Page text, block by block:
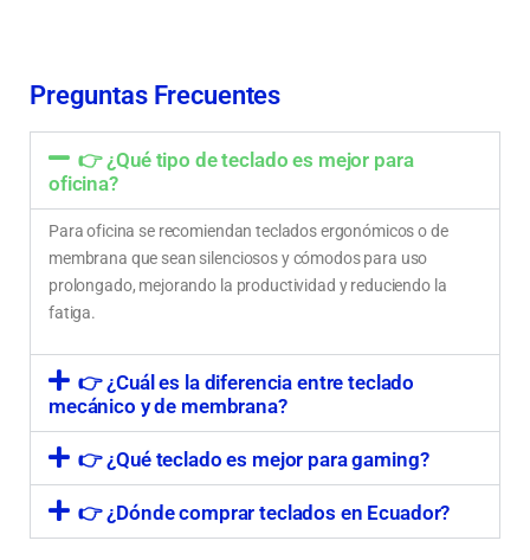
Preguntas Frecuentes
👉 ¿Qué tipo de teclado es mejor para
oficina?
Para oficina se recomiendan teclados ergonómicos o de
membrana que sean silenciosos y cómodos para uso
prolongado, mejorando la productividad y reduciendo la
fatiga.
👉 ¿Cuál es la diferencia entre teclado
mecánico y de membrana?
👉 ¿Qué teclado es mejor para gaming?
👉 ¿Dónde comprar teclados en Ecuador?